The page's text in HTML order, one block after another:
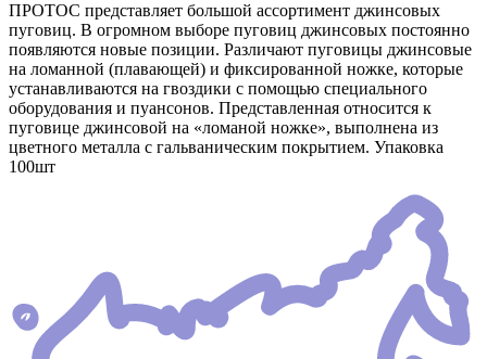
ПРОТОС представляет большой ассортимент джинсовых
пуговиц. В огромном выборе пуговиц джинсовых постоянно
появляются новые позиции. Различают пуговицы джинсовые
на ломанной (плавающей) и фиксированной ножке, которые
устанавливаются на гвоздики с помощью специального
оборудования и пуансонов. Представленная относится к
пуговице джинсовой на «ломаной ножке», выполнена из
цветного металла с гальваническим покрытием. Упаковка
100шт